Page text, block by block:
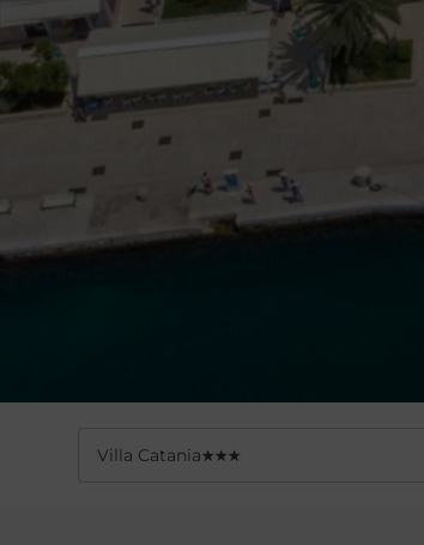
Villa Catania★★★